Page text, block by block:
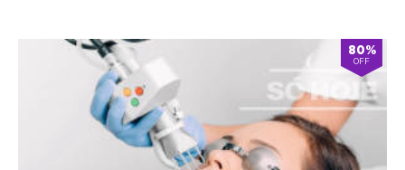
80%
OFF